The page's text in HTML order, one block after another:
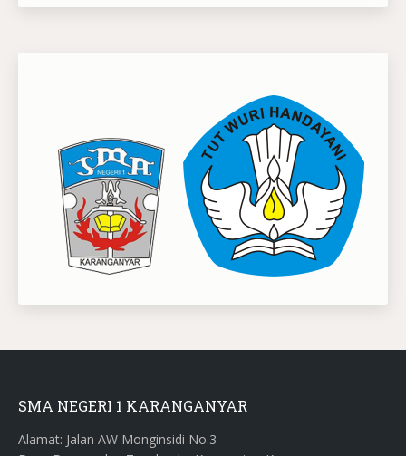
SMA NEGERI 1 KARANGANYAR
Alamat: Jalan AW Monginsidi No.3